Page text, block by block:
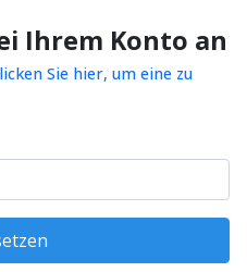
Ihrem Konto an
Sie hier, um eine zu